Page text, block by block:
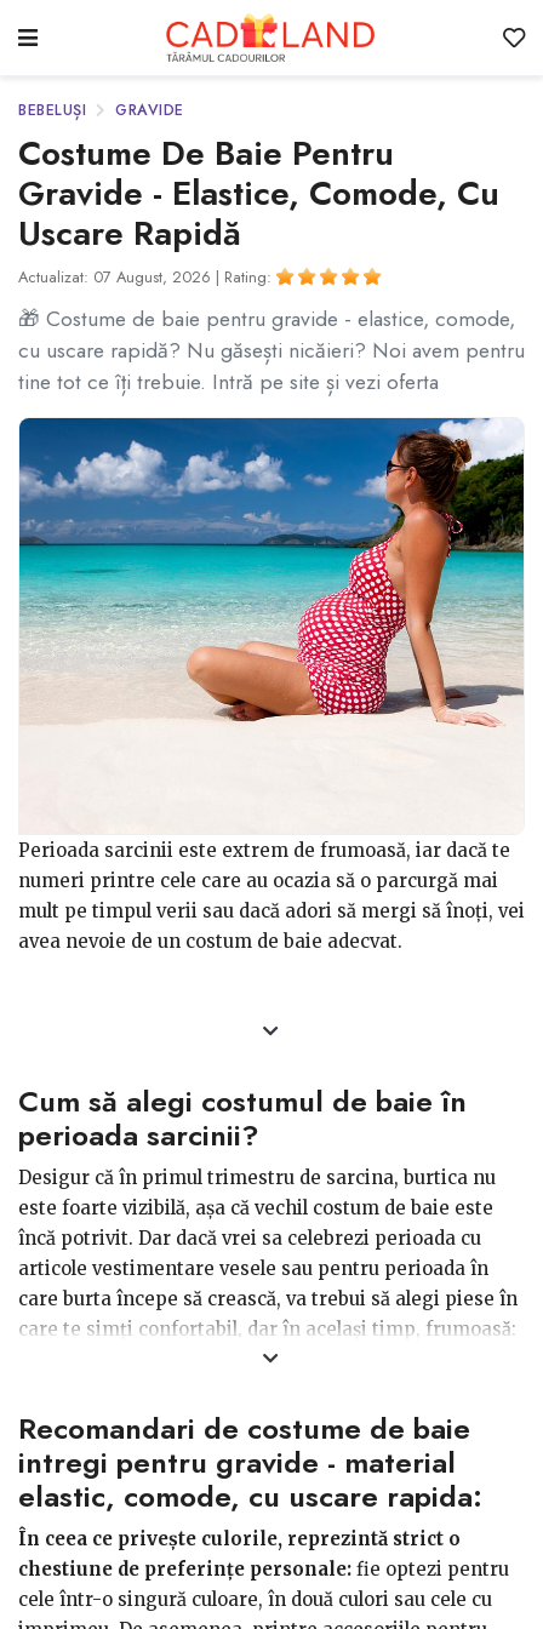
BEBELUȘI GRAVIDE
Costume De Baie Pentru
Gravide - Elastice, Comode, Cu
Uscare Rapidă
Actualizat: 07 August, 2026 | Rating:
🎁 Costume de baie pentru gravide - elastice, comode,
cu uscare rapidă? Nu găsești nicăieri? Noi avem pentru
tine tot ce îți trebuie. Intră pe site și vezi oferta
Perioada sarcinii este extrem de frumoasă, iar dacă te
numeri printre cele care au ocazia să o parcurgă mai
mult pe timpul verii sau dacă adori să mergi să înoți, vei
avea nevoie de un costum de baie adecvat.
Cum să alegi costumul de baie în
perioada sarcinii?
Desigur că în primul trimestru de sarcina, burtica nu
este foarte vizibilă, așa că vechil costum de baie este
încă potrivit. Dar dacă vrei sa celebrezi perioada cu
articole vestimentare vesele sau pentru perioada în
care burta începe să crească, va trebui să alegi piese în
care te simți confortabil, dar în același timp, frumoasă:
de frumoasă, așa că nu te feri să porți clasicele costume
de baie, din două piese. Alege însă un sutien de calitate,
care să susțină corespunzător bustul și un slip care este
lejer în zona burții.
- Costume de baie dintr-o piesăÎn cazul în care nu
vrei să te expui sau doar vrei să alternezi stilurile și
Recomandari de costume de baie
intregi pentru gravide - material
elastic, comode, cu uscare rapida:
În ceea ce privește culorile, reprezintă strict o
chestiune de preferințe personale: fie optezi pentru
cele într-o singură culoare, în două culori sau cele cu